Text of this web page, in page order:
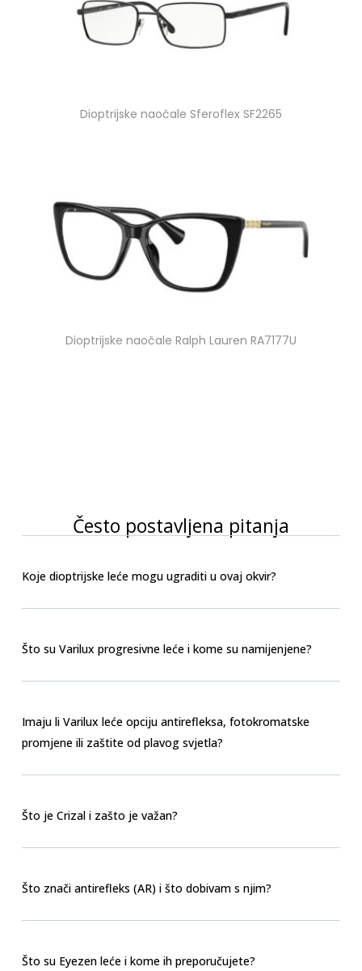
Dioptrijske naočale Sferoflex SF2265
Dioptrijske naočale Ralph Lauren RA7177U
Često postavljena pitanja
Koje dioptrijske leće mogu ugraditi u ovaj okvir?
Što su Varilux progresivne leće i kome su namijenjene?
Imaju li Varilux leće opciju antirefleksa, fotokromatske
promjene ili zaštite od plavog svjetla?
Što je Crizal i zašto je važan?
Što znači antirefleks (AR) i što dobivam s njim?
Što su Eyezen leće i kome ih preporučujete?